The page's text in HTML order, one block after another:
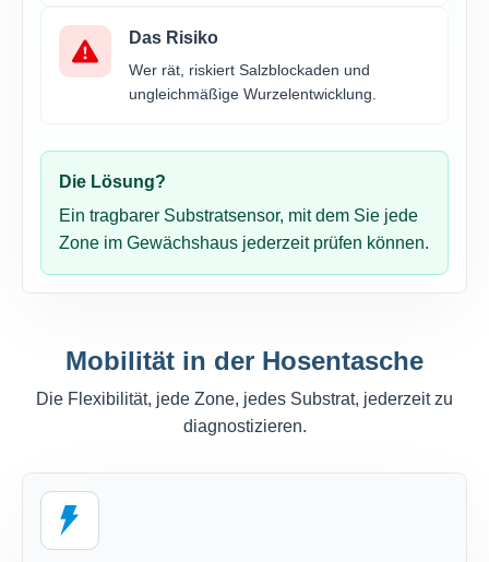
Das Risiko
Wer rät, riskiert Salzblockaden und
ungleichmäßige Wurzelentwicklung.
Die Lösung?
Ein tragbarer Substratsensor, mit dem Sie jede
Zone im Gewächshaus jederzeit prüfen können.
Mobilität in der Hosentasche
Die Flexibilität, jede Zone, jedes Substrat, jederzeit zu
diagnostizieren.